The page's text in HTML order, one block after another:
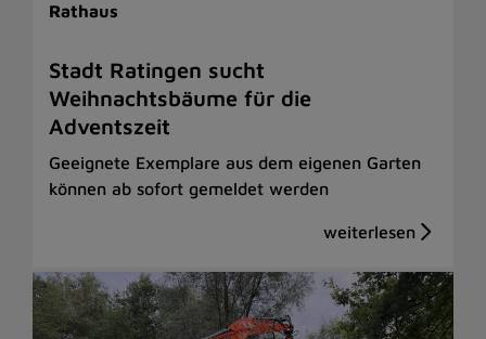
Rathaus
Stadt Ratingen sucht
Weihnachtsbäume für die
Adventszeit
Geeignete Exemplare aus dem eigenen Garten
können ab sofort gemeldet werden